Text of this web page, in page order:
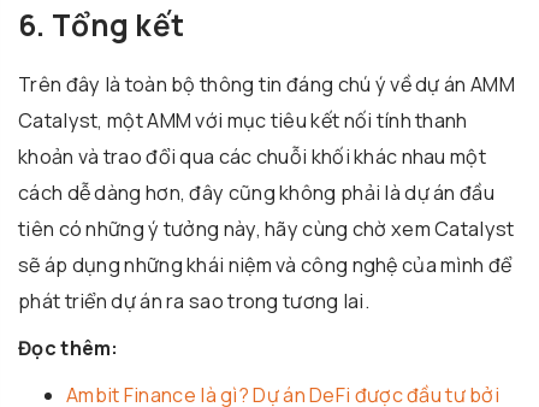
6. Tổng kết
Trên đây là toàn bộ thông tin đáng chú ý về dự án AMM
Catalyst, một AMM với mục tiêu kết nối tính thanh
khoản và trao đổi qua các chuỗi khối khác nhau một
cách dễ dàng hơn, đây cũng không phải là dự án đầu
tiên có những ý tưởng này, hãy cùng chờ xem Catalyst
sẽ áp dụng những khái niệm và công nghệ của mình để
phát triển dự án ra sao trong tương lai.
Đọc thêm:
Ambit Finance là gì? Dự án DeFi được đầu tư bởi